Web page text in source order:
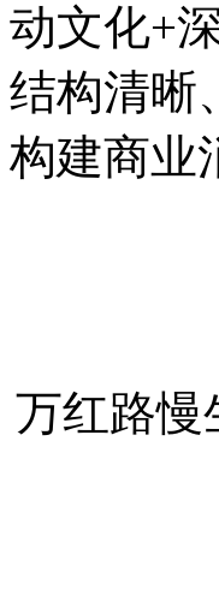
动文化+
结构清晰
构建商业
万红路慢